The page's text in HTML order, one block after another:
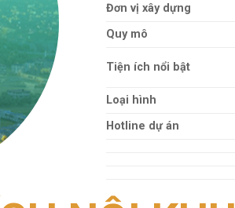
Đơn vị xây dựng
Quy mô
Tiện ích nổi bật
Loại hình
Hotline dự án